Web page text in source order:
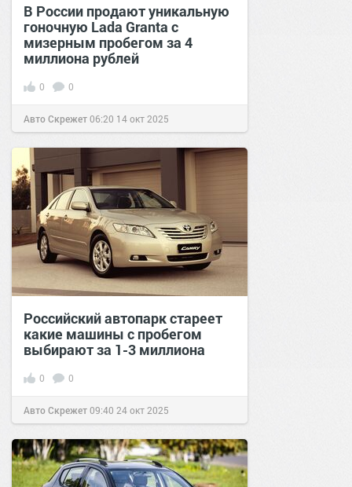
В России продают уникальную
гоночную Lada Granta с
мизерным пробегом за 4
миллиона рублей
0 0
Авто Скрежет06:20 14 окт 2025
Российский автопарк стареет
какие машины с пробегом
выбирают за 1-3 миллиона
0 0
Авто Скрежет09:40 24 окт 2025